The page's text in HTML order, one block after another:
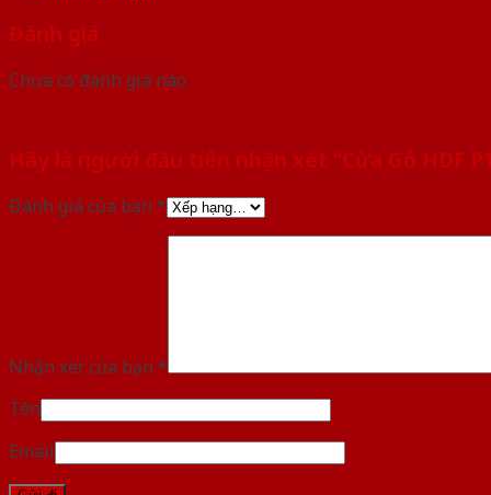
Đánh giá
Chưa có đánh giá nào.
Hãy là người đầu tiên nhận xét “Cửa Gỗ HDF
Đánh giá của bạn *
Nhận xét của bạn *
Tên
Email